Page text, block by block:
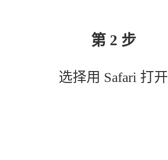
第 2 步
选择用 Safari 打开